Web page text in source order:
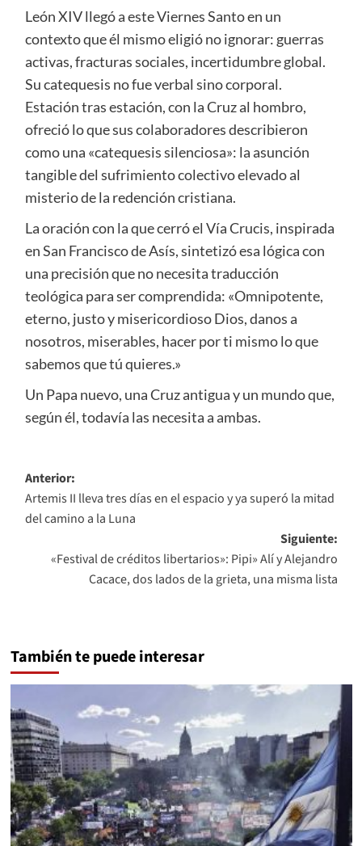
León XIV llegó a este Viernes Santo en un
contexto que él mismo eligió no ignorar: guerras
activas, fracturas sociales, incertidumbre global.
Su catequesis no fue verbal sino corporal.
Estación tras estación, con la Cruz al hombro,
ofreció lo que sus colaboradores describieron
como una «catequesis silenciosa»: la asunción
tangible del sufrimiento colectivo elevado al
misterio de la redención cristiana.
La oración con la que cerró el Vía Crucis, inspirada
en San Francisco de Asís, sintetizó esa lógica con
una precisión que no necesita traducción
teológica para ser comprendida: «Omnipotente,
eterno, justo y misericordioso Dios, danos a
nosotros, miserables, hacer por ti mismo lo que
sabemos que tú quieres.»
Un Papa nuevo, una Cruz antigua y un mundo que,
según él, todavía las necesita a ambas.
Navegación
de
entradas
Anterior:
Artemis II lleva tres días en el espacio y ya superó la mitad
del camino a la Luna
Siguiente:
«Festival de créditos libertarios»: Pipi» Alí y Alejandro
Cacace, dos lados de la grieta, una misma lista
También te puede interesar